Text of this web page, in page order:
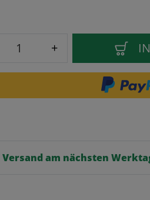
+
Versand am nächsten